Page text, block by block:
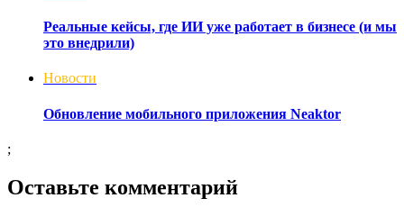
Реальные кейсы, где ИИ уже работает в бизнесе (и мы
это внедрили)
Новости
Обновление мобильного приложения Neaktor
;
Оставьте комментарий